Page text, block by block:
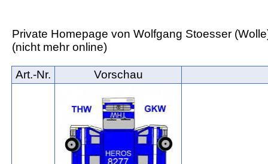
Private Homepage von Wolfgang Stoesser
(nicht mehr online)
Art.‑Nr. Vorschau